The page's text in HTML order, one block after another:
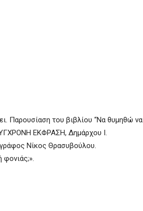
Παρουσίαση του βιβλίου “Να θυμηθώ να
ΕΚΦΡΑΣΗ, Δημάρχου I.
Νίκος Θρασυβούλου.
φονιάς;».